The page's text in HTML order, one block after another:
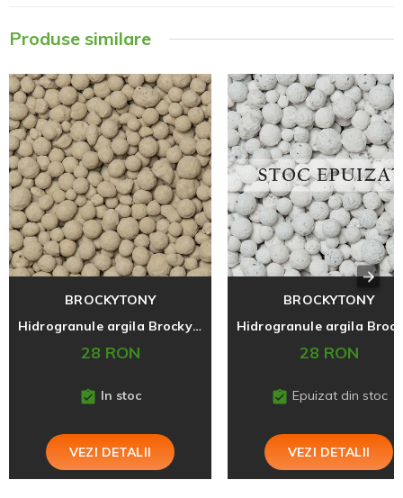
Produse similare
BROCKYTONY
Hidrogranule argila Brockytony 8-16 mm, Cream, 2 litri
28 RON
In stoc
VEZI DETALII
BROCKYTONY
28 RON
Epuizat din stoc
VEZI DETALII